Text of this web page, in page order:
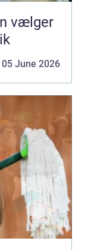
05 June 2026